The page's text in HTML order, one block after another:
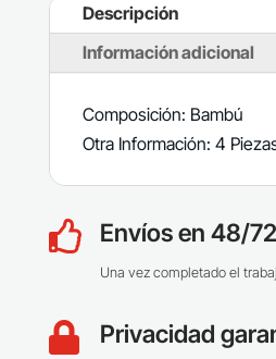
Descripción
Información adicional
Composición: Bambú
Otra Información: 4
 Envíos en 48/
Una vez completado el
 Privacidad